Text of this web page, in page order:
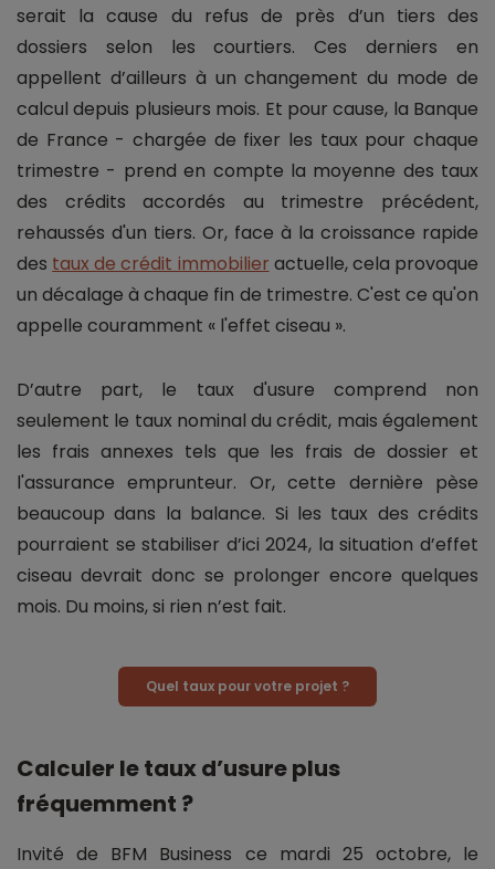
serait la cause du refus de près d’un tiers des
dossiers selon les courtiers. Ces derniers en
appellent d’ailleurs à un changement du mode de
calcul depuis plusieurs mois. Et pour cause, la Banque
de France - chargée de fixer les taux pour chaque
trimestre - prend en compte la moyenne des taux
des crédits accordés au trimestre précédent,
rehaussés d'un tiers. Or, face à la croissance rapide
des taux de crédit immobilier actuelle, cela provoque
un décalage à chaque fin de trimestre. C'est ce qu'on
appelle couramment « l'effet ciseau ».
D’autre part, le taux d'usure comprend non
seulement le taux nominal du crédit, mais également
les frais annexes tels que les frais de dossier et
l'assurance emprunteur. Or, cette dernière pèse
beaucoup dans la balance. Si les taux des crédits
pourraient se stabiliser d’ici 2024, la situation d’effet
ciseau devrait donc se prolonger encore quelques
mois. Du moins, si rien n’est fait.
Quel taux pour votre projet ?
Calculer le taux d’usure plus
fréquemment ?
Invité de BFM Business ce mardi 25 octobre, le